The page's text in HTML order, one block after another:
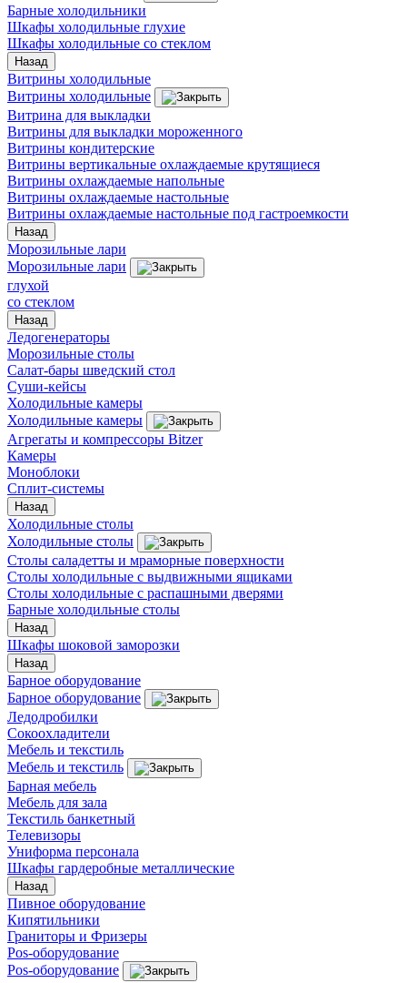
Барные холодильники
Шкафы холодильные глухие
Шкафы холодильные со стеклом
Назад
Витрины холодильные
Витрины холодильные
Витрина для выкладки
Витрины для выкладки мороженного
Витрины кондитерские
Витрины вертикальные охлаждаемые крутящиеся
Витрины охлаждаемые напольные
Витрины охлаждаемые настольные
Витрины охлаждаемые настольные под гастроемкости
Назад
Морозильные лари
Морозильные лари
глухой
со стеклом
Назад
Ледогенераторы
Морозильные столы
Салат-бары шведский стол
Суши-кейсы
Холодильные камеры
Холодильные камеры
Агрегаты и компрессоры Bitzer
Камеры
Моноблоки
Сплит-системы
Назад
Холодильные столы
Холодильные столы
Столы саладетты и мраморные поверхности
Столы холодильные с выдвижными ящиками
Столы холодильные с распашными дверями
Барные холодильные столы
Назад
Шкафы шоковой заморозки
Назад
Барное оборудование
Барное оборудование
Ледодробилки
Сокоохладители
Мебель и текстиль
Мебель и текстиль
Барная мебель
Мебель для зала
Текстиль банкетный
Телевизоры
Униформа персонала
Шкафы гардеробные металлические
Назад
Пивное оборудование
Кипятильники
Граниторы и Фризеры
Pos-оборудование
Pos-оборудование